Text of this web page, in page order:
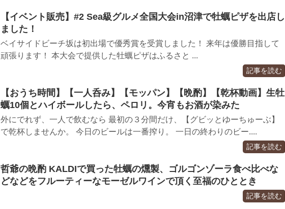
【イベント販売】#2 Sea級グルメ全国大会in沼津で牡蠣ピザを出店し
ました！
ベイサイドビーチ坂は初出場で優秀賞を受賞しました！ 来年は優勝目指して
頑張ります！ 本大会で提供した牡蠣ピザはふるさと ...
記事を読む
【おうち時間】【一人呑み】【モッパン】【晩酌】【乾杯動画】生牡
蠣10個とハイボールしたら、ペロリ。今宵もお酒が染みた
外にでれず、一人で飲むなら 最初の３分間だけ、【グビッとゆーちゅーぶ】
で乾杯しませんか。 今日のビールは一番搾り。 一日の終わりのビー....
記事を読む
哲爺の晩酌 KALDIで買った牡蠣の燻製、ゴルゴンゾーラ食べ比べな
どなどをフルーティーなモーゼルワインで頂く至福のひととき
記事を読む